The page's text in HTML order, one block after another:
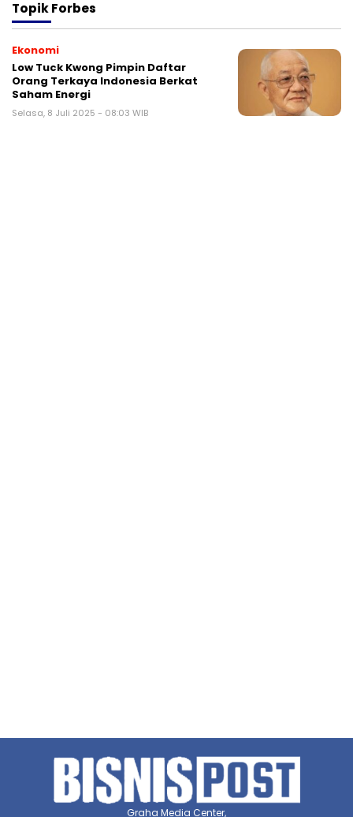
TopikForbes
Ekonomi
Low Tuck Kwong Pimpin Daftar
Orang Terkaya Indonesia Berkat
Saham Energi
Selasa, 8 Juli 2025 - 08:03 WIB
Graha Media Center,